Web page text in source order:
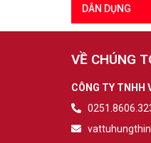
DÂN DỤNG
VỀ CHÚNG
CÔNG TY TNHH